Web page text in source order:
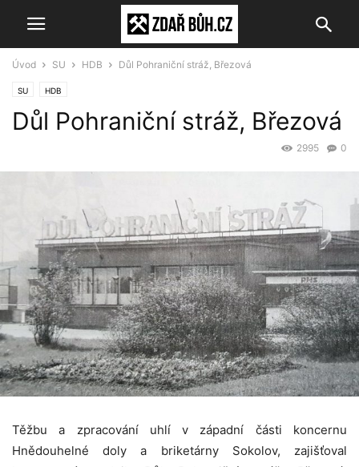
Úvod SU HDB Důl Pohraniční stráž, Březová
SU HDB
Důl Pohraniční stráž, Březová
0
2995
Těžbu a zpracování uhlí v západní části koncernu
Hnědouhelné doly a briketárny Sokolov, zajišťoval